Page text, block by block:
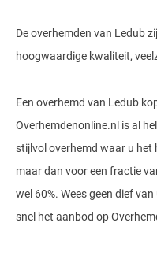
De overhemden van Ledub
hoogwaardige kwaliteit,
Een overhemd van Ledub
Overhemdenonline.nl is al
stijlvol overhemd waar u het
maar dan voor een fractie
wel 60%. Wees geen dief
snel het aanbod op